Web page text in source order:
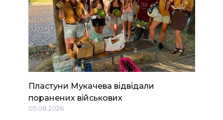
Пластуни Мукачева відвідали
поранених військових
05.08.2026